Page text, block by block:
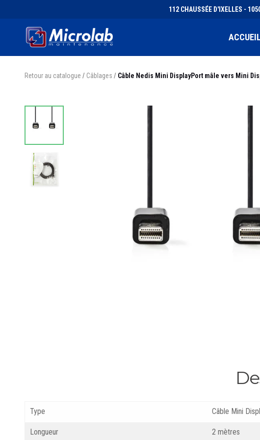
112 CHAUSSÉE D'IXELLES -
ACCUEIL
Retour au catalogue / Câblages / Câble Nedis Mini DisplayPort mâle vers Mini
Type Câble Mini
Longueur 2 mètres